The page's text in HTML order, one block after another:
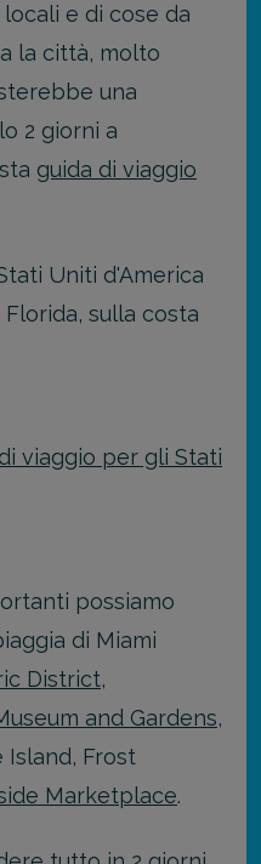
e di cose da
la città, molto
una
2 giorni a
guida di viaggio
Uniti d'America
sulla costa
viaggio per gli Stati
possiamo
di Miami
District,
and Gardens,
Island, Frost
Marketplace.